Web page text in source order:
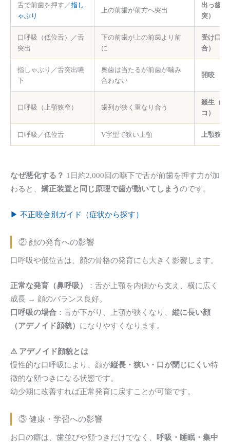
舌で前歯を押す／指し
ゃぶり
上の前歯が前方へ突出
出っ歯（
突）
口呼吸（低位舌）／舌
突出
下の前歯が上の前歯より前
に
受け口（
合）
指しゃぶり／舌突出嚥
下
奥歯は当たるが前歯が噛み
合わない
開咬
口呼吸（上顎狭窄） 歯列が狭く重なり合う
叢生（デ
コ）
口呼吸／低位舌 V字型で狭い上顎 上顎狭窄
なぜ悪化する？ 1日約2,000回の嚥下で舌が前歯を押す力が加
わると、 矯正装置と同じ原理で歯が動いてしまうのです。
▶ 不正咬合別ガイド（症状から探す）
② 顔の発育への影響
口呼吸や低位舌は、顔の骨格の発育にも大きく影響します。
正常な発育（鼻呼吸）
：舌が上顎を内側から支え、横に広く
成長 → 顔のバランス良好。
口呼吸の場合 ：舌が下がり、上顎が狭くなり、 縦に長い顔
（アデノイド顔貌） になりやすくなります。
⚠ アデノイド顔貌とは
慢性的な口呼吸により、顔が縦長・狭い・口が閉じにくい特
徴的な顔つきになる状態です。
幼少期に改善すれば正常発育に戻すことが可能です。
③ 健康・学習への影響
お口の癖は、歯並びや顔つきだけでなく、
呼吸・睡眠・集中